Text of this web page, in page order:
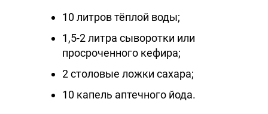
10 литров тёплой воды;
1,5-2 литра сыворотки или
просроченного кефира;
2 столовые ложки сахара;
10 капель аптечного йода.